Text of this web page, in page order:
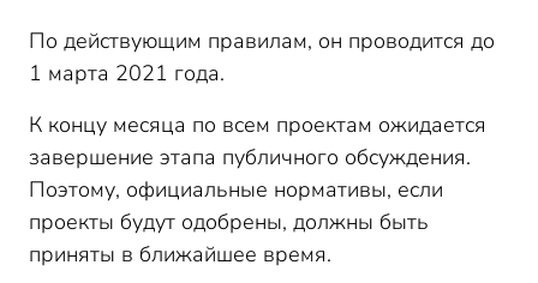
По действующим правилам, он проводится до
1 марта 2021 года.
К концу месяца по всем проектам ожидается
завершение этапа публичного обсуждения.
Поэтому, официальные нормативы, если
проекты будут одобрены, должны быть
приняты в ближайшее время.